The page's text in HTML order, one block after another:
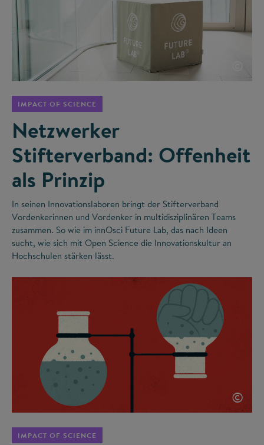
IMPACT OF SCIENCE
Netzwerker
Stifterverband: Offenheit
als Prinzip
In seinen Innovationslaboren bringt der Stifterverband
Vordenkerinnen und Vordenker in multidisziplinären Teams
zusammen. So wie im innOsci Future Lab, das nach Ideen
sucht, wie sich mit Open Science die Innovationskultur an
Hochschulen stärken lässt.
©
IMPACT OF SCIENCE